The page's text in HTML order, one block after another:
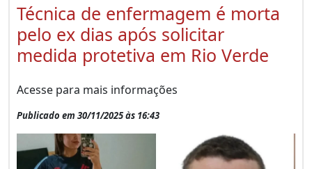
Técnica de enfermagem é morta
pelo ex dias após solicitar
medida protetiva em Rio Verde
Acesse para mais informações
Publicado em 30/11/2025 às 16:43